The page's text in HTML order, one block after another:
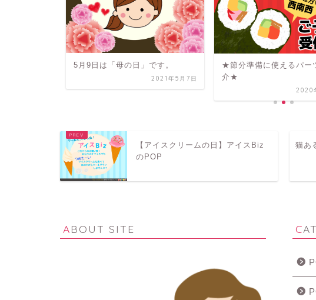
5月9日は「母の日」です。
2021年5月7日
★節分準備に使えるパー
介★
2020
【アイスクリームの日】アイスBiz
のPOP
猫あ
ABOUT SITE